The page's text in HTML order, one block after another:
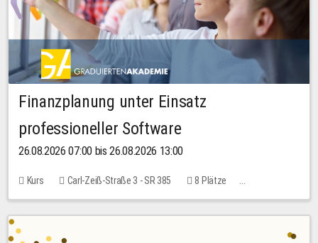
Finanzplanung unter Einsatz
professioneller Software
26.08.2026 07:00 bis 26.08.2026 13:00
Kurs Carl-Zeiß-Straße 3 - SR 385
8 Plätze
20,00 EUR